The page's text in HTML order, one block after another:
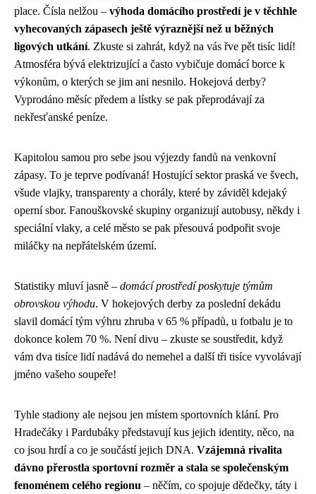
place. Čísla nelžou – výhoda domácího prostředí je v těchhle
vyhecovaných zápasech ještě výraznější než u běžných
ligových utkání. Zkuste si zahrát, když na vás řve pět tisíc lidí!
Atmosféra bývá elektrizující a často vybičuje domácí borce k
výkonům, o kterých se jim ani nesnilo. Hokejová derby?
Vyprodáno měsíc předem a lístky se pak přeprodávají za
nekřesťanské peníze.
Kapitolou samou pro sebe jsou výjezdy fandů na venkovní
zápasy. To je teprve podívaná! Hostující sektor praská ve švech,
všude vlajky, transparenty a chorály, které by záviděl kdejaký
operní sbor. Fanouškovské skupiny organizují autobusy, někdy i
speciální vlaky, a celé město se pak přesouvá podpořit svoje
miláčky na nepřátelském území.
Statistiky mluví jasně – domácí prostředí poskytuje týmům
obrovskou výhodu. V hokejových derby za poslední dekádu
slavil domácí tým výhru zhruba v 65 % případů, u fotbalu je to
dokonce kolem 70 %. Není divu – zkuste se soustředit, když
vám dva tisíce lidí nadává do nemehel a další tři tisíce vyvolávají
jméno vašeho soupeře!
Tyhle stadiony ale nejsou jen místem sportovních klání. Pro
Hradečáky i Pardubáky představují kus jejich identity, něco, na
co jsou hrdí a co je součástí jejich DNA. Vzájemná rivalita
dávno přerostla sportovní rozměr a stala se společenským
fenoménem celého regionu – něčím, co spojuje dědečky, táty i